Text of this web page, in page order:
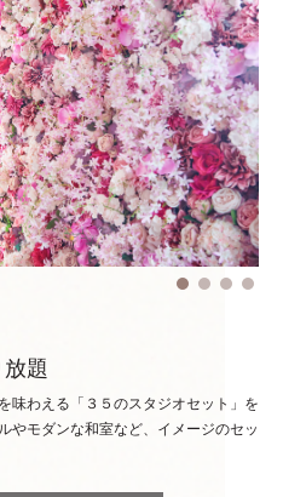
題
味わえる「３５のスタジオセット」を
やモダンな和室など、イメージのセッ